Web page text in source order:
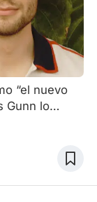
“el nuevo
Gunn lo
está a la
Sin